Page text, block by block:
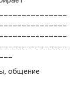
общение